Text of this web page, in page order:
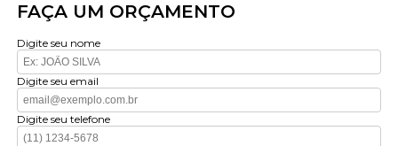
FAÇA UM ORÇAMENTO
Digite seu nome
Digite seu email
Digite seu telefone